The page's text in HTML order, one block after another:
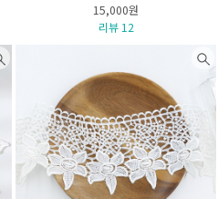
15,000원
리뷰 12